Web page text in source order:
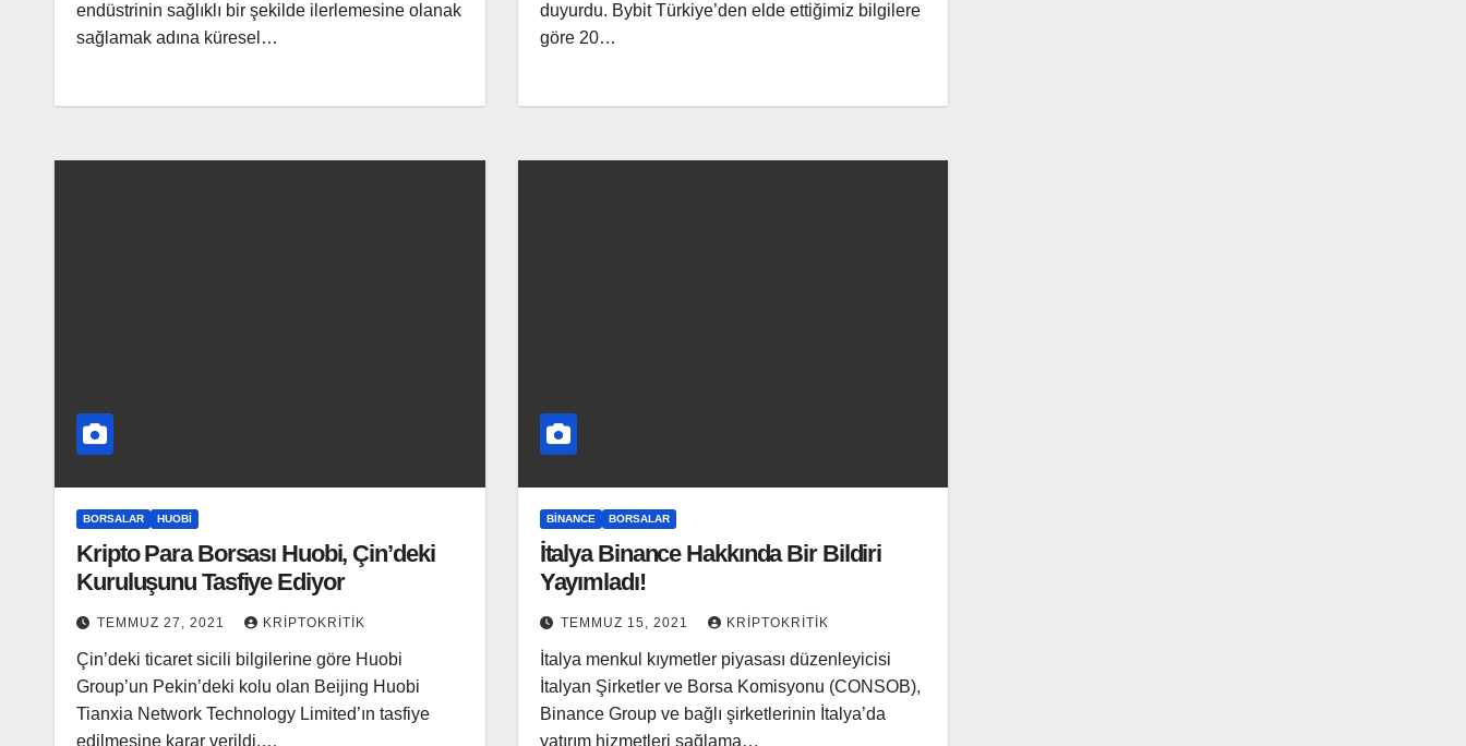
endüstrinin sağlıklı bir şekilde ilerlemesine olanak
sağlamak adına küresel…
duyurdu. Bybit Türkiye’den elde ettiğimiz bilgilere
göre 20…
BORSALAR HUOBI
Kripto Para Borsası Huobi, Çin’deki
Kuruluşunu Tasfiye Ediyor
TEMMUZ 27, 2021 KRIPTOKRITIK
Çin’deki ticaret sicili bilgilerine göre Huobi
Group’un Pekin’deki kolu olan Beijing Huobi
Tianxia Network Technology Limited’ın tasfiye
edilmesine karar verildi.…
BINANCE BORSALAR
İtalya Binance Hakkında Bir Bildiri
Yayımladı!
TEMMUZ 15, 2021 KRIPTOKRITIK
İtalya menkul kıymetler piyasası düzenleyicisi
İtalyan Şirketler ve Borsa Komisyonu (CONSOB),
Binance Group ve bağlı şirketlerinin İtalya’da
yatırım hizmetleri sağlama…